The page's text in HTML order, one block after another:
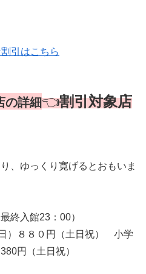
引はこちら
の詳細👈割引対象店
、ゆっくり寛げるとおもいま
終入館23：00）
８８０円（土日祝） 小学
円（土日祝）